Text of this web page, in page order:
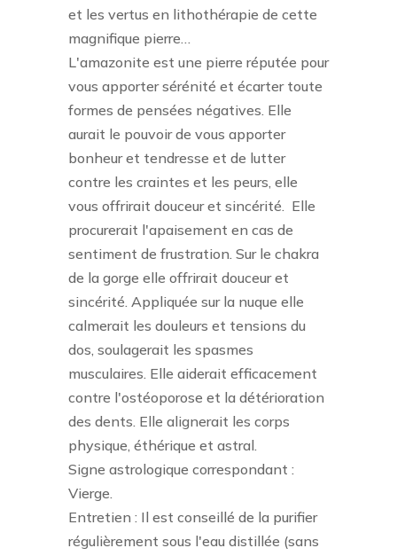
et les vertus en lithothérapie de cette
magnifique pierre…
L'amazonite est une pierre réputée pour
vous apporter sérénité et écarter toute
formes de pensées négatives. Elle
aurait le pouvoir de vous apporter
bonheur et tendresse et de lutter
contre les craintes et les peurs, elle
vous offrirait douceur et sincérité. Elle
procurerait l'apaisement en cas de
sentiment de frustration. Sur le chakra
de la gorge elle offrirait douceur et
sincérité. Appliquée sur la nuque elle
calmerait les douleurs et tensions du
dos, soulagerait les spasmes
musculaires. Elle aiderait efficacement
contre l'ostéoporose et la détérioration
des dents. Elle alignerait les corps
physique, éthérique et astral.
Signe astrologique correspondant :
Vierge.
Entretien : Il est conseillé de la purifier
régulièrement sous l'eau distillée (sans